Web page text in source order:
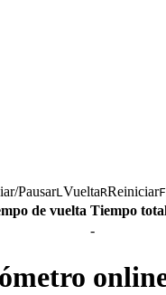
PausarLVueltaRReiniciarF
de vuelta Tiempo
-